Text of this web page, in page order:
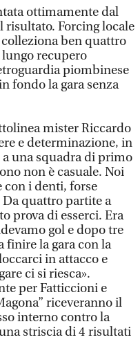
ottimamente dal
risultato. Forcing locale
ben quattro
lungo recupero
piombinese
fondo la gara senza
mister Riccardo
e determinazione, in
una squadra di primo
non è casuale. Noi
con i denti, forse
quattro partite a
prova di esserci. Era
gol e dopo tre
la gara con la
in attacco e
ci si riesca».
per Fatticcioni e
riceveranno il
interno contro la
striscia di 4 risultati